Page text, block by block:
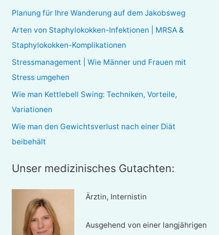
e
n
n
Planung für Ihre Wanderung auf dem Jakobsweg
Arten von Staphylokokken-Infektionen | MRSA &
Staphylokokken-Komplikationen
Stressmanagement | Wie Männer und Frauen mit
Stress umgehen
Wie man Kettlebell Swing: Techniken, Vorteile,
Variationen
Wie man den Gewichtsverlust nach einer Diät
beibehält
Unser medizinisches Gutachten:
Ärztin, Internistin
Ausgehend von einer langjährigen